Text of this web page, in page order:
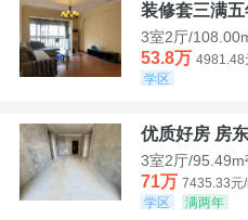
装修套三满
3室2厅/
53.8万 4981.48
学区
优质好房 房
3室2厅/
71万 7435.33元/
学区
满两年